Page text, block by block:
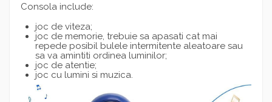
Consola include:
joc de viteza;
joc de memorie, trebuie sa apasati cat mai
repede posibil bulele intermitente aleatoare sau
sa va amintiti ordinea luminilor;
joc de atentie;
joc cu lumini si muzica.